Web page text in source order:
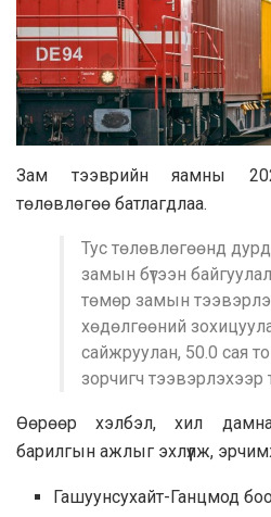
Зам тээврийн яамны
төлөвлөгөө батлагдлаа.
Тус төлөвлөгөөнд
замын бүтээн
төмөр замын
хөдөлгөөний
сайжруулан, 50.0 сая
зорчигч тээвэрлэхээр
Өөрөөр хэлбэл, хил
барилгын ажлыг эхлүүлж,
Гашуунсухайт-Ганцмод